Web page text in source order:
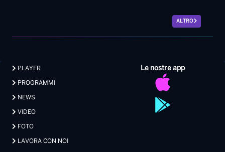
ALTRO
Le nostre app
PLAYER
PROGRAMMI
NEWS
VIDEO
FOTO
LAVORA CON NOI